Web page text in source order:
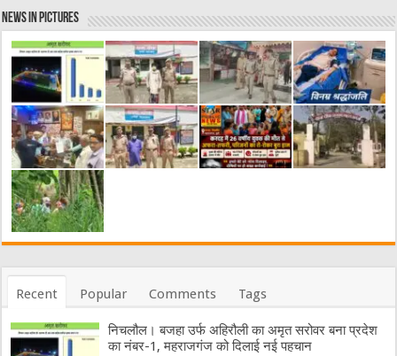
News in Pictures
Recent Popular Comments Tags
निचलौल। बजहा उर्फ अहिरौली का अमृत सरोवर बना प्रदेश
का नंबर-1, महराजगंज को दिलाई नई पहचान